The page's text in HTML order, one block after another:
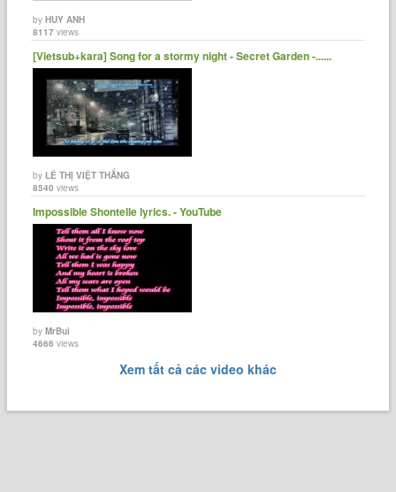
byHUY ANH
8117 views
[Vietsub+kara] Song for a stormy night - Secret Garden -......
by LÊ THỊ VIỆT THẮNG
8540 views
Impossible Shontelle lyrics. - YouTube
byMrBui
4666 views
Xem tất cả các video khác